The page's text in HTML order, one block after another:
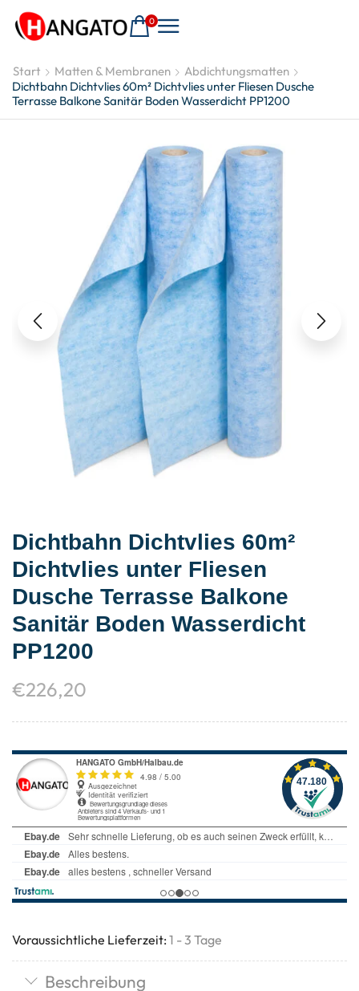
0
Start Matten & Membranen
Abdichtungsmatten
Dichtbahn Dichtvlies 60m² Dichtvlies unter Fliesen Dusche
Terrasse Balkone Sanitär Boden Wasserdicht PP1200
Dichtbahn Dichtvlies 60m²
Dichtvlies unter Fliesen
Dusche Terrasse Balkone
Sanitär Boden Wasserdicht
PP1200
€226,20
Voraussichtliche Lieferzeit: 1 - 3 Tage
Beschreibung